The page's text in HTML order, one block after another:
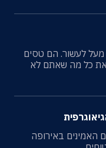
מעל לעשור. הם טסים
את כל מה שאתם לא
האמינים באירופה